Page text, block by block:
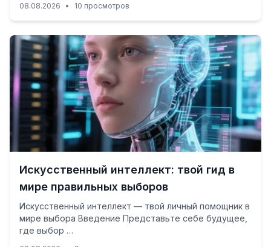
08.08.2026 • 10 просмотров
Искусственный интеллект: твой гид в
мире правильных выборов
Искусственный интеллект — твой личный помощник в
мире выбора Введение Представьте себе будущее,
где выбор …